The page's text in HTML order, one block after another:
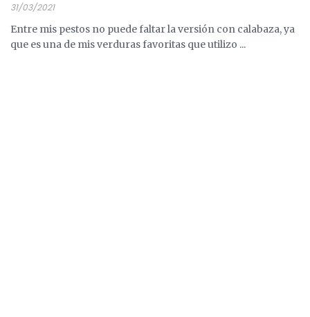
31/03/2021
Entre mis pestos no puede faltar la versión con calabaza, ya
que es una de mis verduras favoritas que utilizo ...